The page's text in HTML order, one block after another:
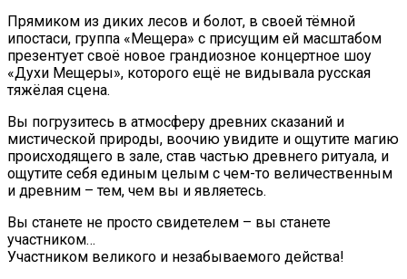
Прямиком из диких лесов и болот, в своей тёмной
ипостаси, группа «Мещера» с присущим ей масштабом
презентует своё новое грандиозное концертное шоу
«Духи Мещеры», которого ещё не видывала русская
тяжёлая сцена.
Вы погрузитесь в атмосферу древних сказаний и
мистической природы, воочию увидите и ощутите магию
происходящего в зале, став частью древнего ритуала, и
ощутите себя единым целым с чем-то величественным
и древним – тем, чем вы и являетесь.
Вы станете не просто свидетелем – вы станете
участником…
Участником великого и незабываемого действа!